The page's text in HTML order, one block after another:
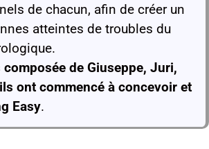
de chacun, afin de créer un
atteintes de troubles du
de Giuseppe, Juri,
ont commencé à concevoir et
Easy.